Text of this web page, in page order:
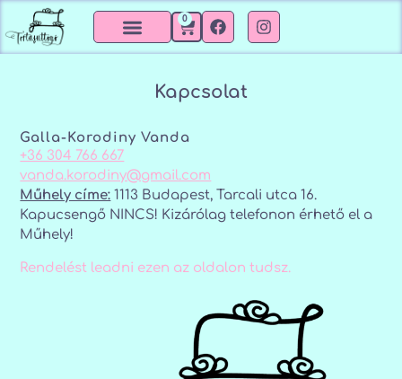
0
Kapcsolat
Galla-Korodiny Vanda
+36 304 766 667
vanda.korodiny@gmail.com
Műhely címe: 1113 Budapest, Tarcali utca 16.
Kapucsengő NINCS! Kizárólag telefonon érhető el a
Műhely!
Rendelést leadni ezen az oldalon tudsz.